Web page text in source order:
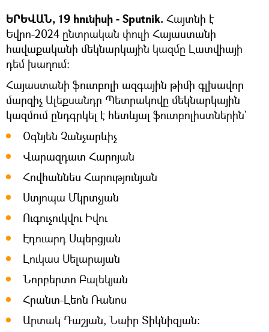
ԵՐԵՎԱՆ, 19 հունիսի - Sputnik. Հայտնի է
Եվրո-2024 ընտրական փուլի Հայաստանի
հավաքականի մեկնարկային կազմը Լատվիայի
դեմ խաղում։
Հայաստանի ֆուտբոլի ազգային թիմի գլխավոր
մարզիչ Ալեքսանդր Պետրակովը մեկնարկային
կազմում ընդգրկել է հետևյալ ֆուտբոլիստներին`
Օգնյեն Չանչարևիչ
Վարազդատ Հարոյան
Հովհաննես Հարությունյան
Ստյոպա Մկրտչյան
Ուգուչուկվու Իվու
Էդուարդ Սպերցյան
Լուկաս Սելարայան
Նորբերտո Բալեկյան
Հրանտ-Լեոն Ռանոս
Արտակ Դաշյան, Նաիր Տիկնիզյան: